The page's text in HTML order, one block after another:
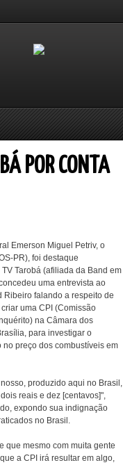
POR CONTA
Emerson Miguel Petriv, o
PR), foi destaque
Tarobá (afiliada da Band em
uma entrevista ao
Ribeiro falando a respeito de
uma CPI (Comissão
na Câmara dos
para investigar o
no preço dos combustíveis em
produzido aqui no Brasil,
reais e dez [centavos]",
expondo sua indignação
no Brasil.
que mesmo com muita gente
a CPI irá resultar em algo,